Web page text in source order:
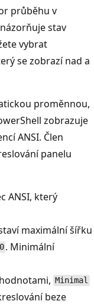
průběhu v
stav
vybrat
se zobrazí nad a
proměnnou,
zobrazuje
ANSI. Člen
panelu
ANSI, který
maximální šířku
. Minimální
Minimal
beze